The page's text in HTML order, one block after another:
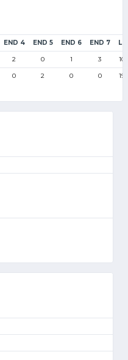
END 4 END 5 END 6 END 7
2 0 1 3
0 2 0 0